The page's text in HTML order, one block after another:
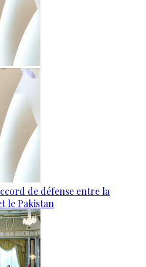
de défense entre la
le Pakistan